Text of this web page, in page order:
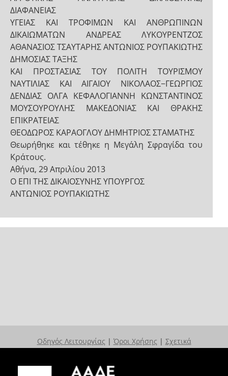
ΔΙΑΦΑΝΕΙΑΣ
ΥΓΕΙΑΣ ΚΑΙ ΤΡΟΦΙΜΩΝ ΚΑΙ ΑΝΘΡΩΠΙΝΩΝ
ΔΙΚΑΙΩΜΑΤΩΝ ΑΝΔΡΕΑΣ ΛΥΚΟΥΡΕΝΤΖΟΣ
ΑΘΑΝΑΣΙΟΣ ΤΣΑΥΤΑΡΗΣ ΑΝΤΩΝΙΟΣ ΡΟΥΠΑΚΙΩΤΗΣ
ΔΗΜΟΣΙΑΣ ΤΑΞΗΣ
ΚΑΙ ΠΡΟΣΤΑΣΙΑΣ ΤΟΥ ΠΟΛΙΤΗ ΤΟΥΡΙΣΜΟΥ
ΝΑΥΤΙΛΙΑΣ ΚΑΙ ΑΙΓΑΙΟΥ ΝΙΚΟΛΑΟΣ−ΓΕΩΡΓΙΟΣ
ΔΕΝΔΙΑΣ ΟΛΓΑ ΚΕΦΑΛΟΓΙΑΝΝΗ ΚΩΝΣΤΑΝΤΙΝΟΣ
ΜΟΥΣΟΥΡΟΥΛΗΣ ΜΑΚΕΔΟΝΙΑΣ ΚΑΙ ΘΡΑΚΗΣ
ΕΠΙΚΡΑΤΕΙΑΣ
ΘΕΟΔΩΡΟΣ ΚΑΡΑΟΓΛΟΥ ΔΗΜΗΤΡΙΟΣ ΣΤΑΜΑΤΗΣ
Θεωρήθηκε και τέθηκε η Μεγάλη Σφραγίδα του
Κράτους.
Αθήνα, 29 Απριλίου 2013
Ο ΕΠΙ ΤΗΣ ΔΙΚΑΙΟΣΥΝΗΣ ΥΠΟΥΡΓΟΣ
ΑΝΤΩΝΙΟΣ ΡΟΥΠΑΚΙΩΤΗΣ
Οδηγός Λειτουργίας | Όροι Χρήσης | Σχετικά